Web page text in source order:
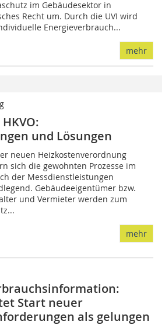
im Gebäudesektor in
Recht um. Durch die UVI wird
Energieverbrauch...
mehr
und Lösungen
neuen Heizkostenverordnung
sich die gewohnten Prozesse im
der Messdienstleistungen
Gebäudeeigentümer bzw.
und Vermieter werden zum
mehr
Start neuer
als gelungen